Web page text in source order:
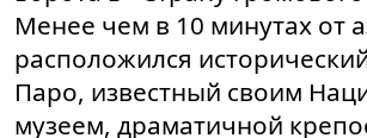
Менее чем в 10 минутах от
расположился
Паро, известный своим
музеем, драматичной